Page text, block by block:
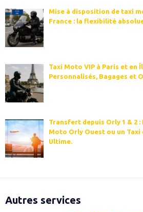
Mise à disposition de taxi
France : la flexibilité
Taxi Moto VIP à Paris et en
Personnalisés, Bagages et
Transfert depuis Orly 1 & 2
Moto Orly Ouest ou un Taxi
Ultime.
Autres services